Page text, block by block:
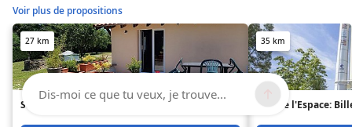
Voir plus de propositions
27 km
Sous le château
35 km
Cité de l'Espace:
Dis-moi ce que tu veux, je trouve...